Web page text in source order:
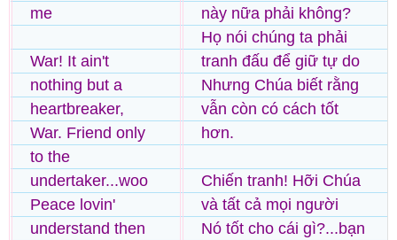
me
War! It ain't
nothing but a
heartbreaker,
War. Friend only
to the
undertaker...woo
Peace lovin'
understand then
này nữa phải không?
Họ nói chúng ta phải
tranh đấu để giữ tự do
Nhưng Chúa biết rằng
vẫn còn có cách tốt
hơn.
Chiến tranh! Hỡi Chúa
và tất cả mọi người
Nó tốt cho cái gì?...bạn